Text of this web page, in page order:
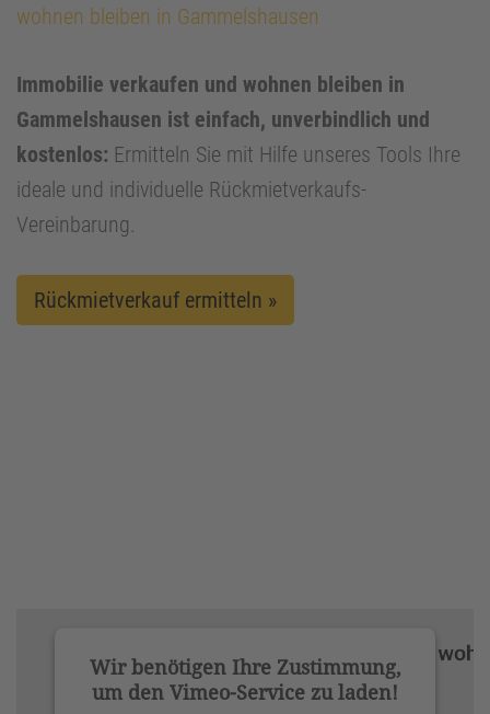
wohnen bleiben in Gammelshausen
Immobilie verkaufen und wohnen bleiben in
Gammelshausen ist einfach, unverbindlich und
kostenlos: Ermitteln Sie mit Hilfe unseres Tools Ihre
ideale und individuelle Rückmietverkaufs-
Vereinbarung.
Rückmietverkauf ermitteln »
Wir benötigen Ihre Zustimmung,
um den Vimeo-Service zu laden!